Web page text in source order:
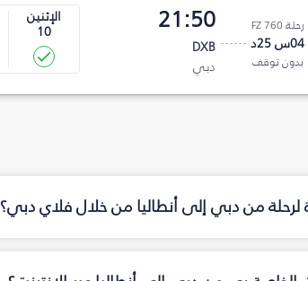
رحلة FZ 760
04س 25د
بدون توقف
21:50
DXB
دبي
الإثنين
10
لرحلة من دبي إلى أنطاليا من خلال فلاي دبي؟